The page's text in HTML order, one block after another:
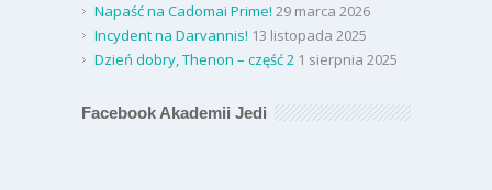
Napaść na Cadomai Prime! 29 marca 2026
Incydent na Darvannis! 13 listopada 2025
Dzień dobry, Thenon – część 2 1 sierpnia 2025
Facebook Akademii Jedi